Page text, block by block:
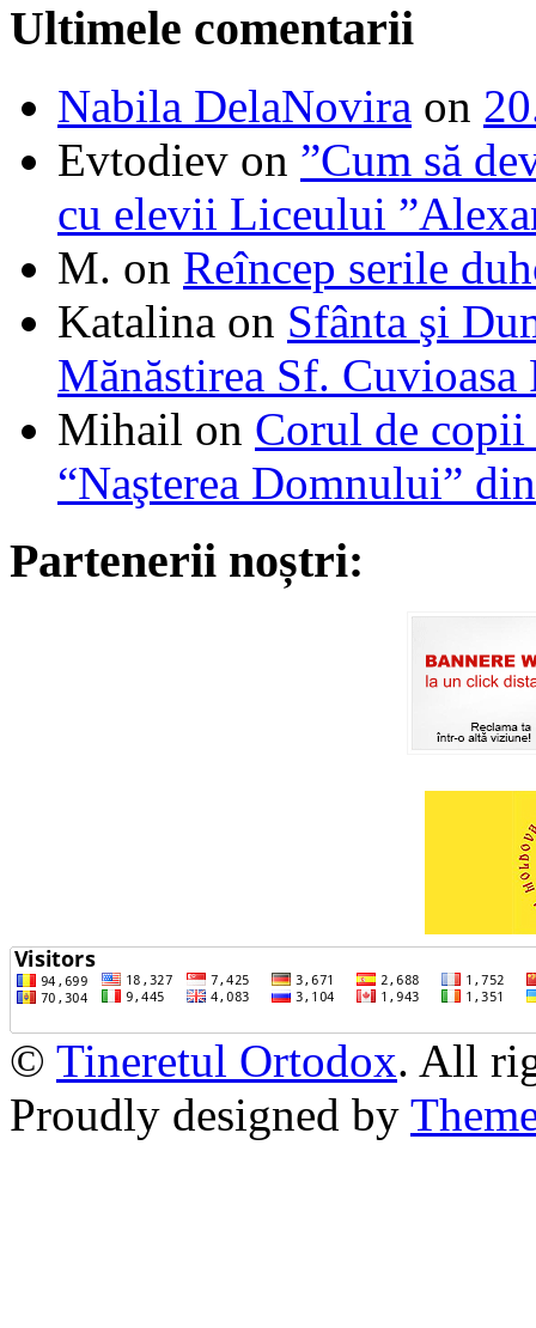
Ultimele comentarii
Nabila DelaNovira on
Evtodiev on ”Cum să
cu elevii Liceului
M. on Reîncep serile
Katalina on Sfânta şi
Mănăstirea Sf. Cuvioasa
Mihail on Corul de
“Naşterea Domnului”
Partenerii noștri:
© Tineretul Ortodox. All
Proudly designed by